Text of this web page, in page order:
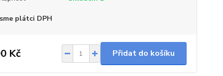
plátci DPH
Kč Přidat do košíku